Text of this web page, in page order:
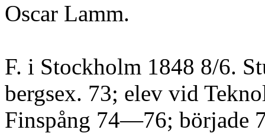
Oscar Lamm.
F. i Stockholm 1848 8/6.
bergsex. 73; elev vid
Finspång 74—76; började